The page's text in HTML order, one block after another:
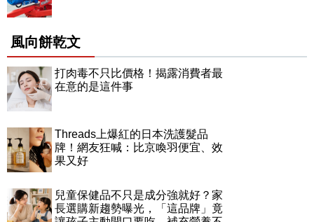
風向餅乾文
打肉毒不只比價格！揭露消費者最
在意的是這件事
Threads上爆紅的日本洗護髮品
牌！網友狂喊：比京喚羽便宜、效
果又好
兒童保健品不只是成分強就好？家
長選購新趨勢曝光，「這品牌」竟